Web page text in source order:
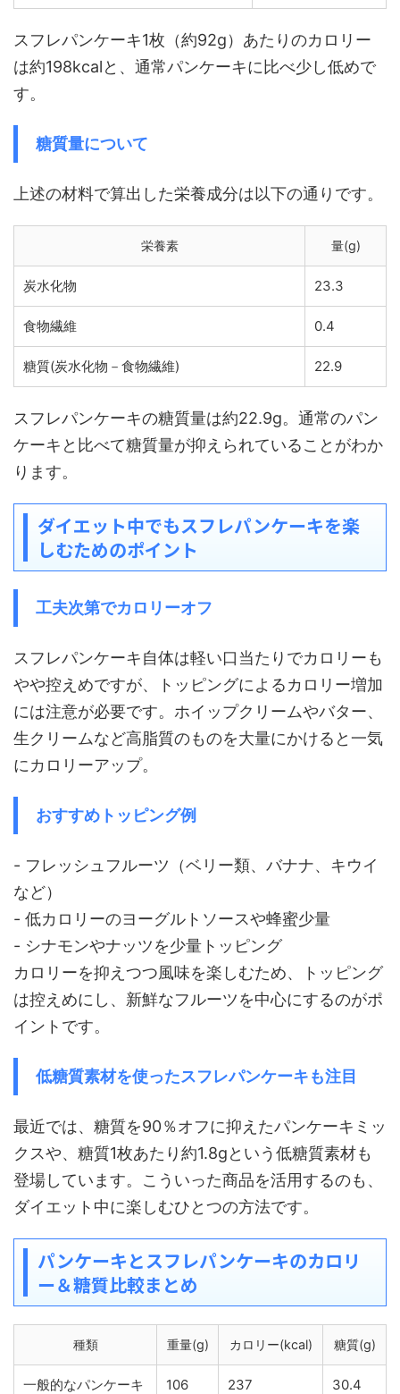
スフレパンケーキ1枚（約92g）あたりのカロリー
は約198kcalと、通常パンケーキに比べ少し低めで
す。
糖質量について
上述の材料で算出した栄養成分は以下の通りです。
栄養素 量(g)
炭水化物 23.3
食物繊維 0.4
糖質(炭水化物－食物繊維) 22.9
スフレパンケーキの糖質量は約22.9g。通常のパン
ケーキと比べて糖質量が抑えられていることがわか
ります。
ダイエット中でもスフレパンケーキを楽
しむためのポイント
工夫次第でカロリーオフ
スフレパンケーキ自体は軽い口当たりでカロリーも
やや控えめですが、トッピングによるカロリー増加
には注意が必要です。ホイップクリームやバター、
生クリームなど高脂質のものを大量にかけると一気
にカロリーアップ。
おすすめトッピング例
- フレッシュフルーツ（ベリー類、バナナ、キウイ
など）
- 低カロリーのヨーグルトソースや蜂蜜少量
- シナモンやナッツを少量トッピング
カロリーを抑えつつ風味を楽しむため、トッピング
は控えめにし、新鮮なフルーツを中心にするのがポ
イントです。
低糖質素材を使ったスフレパンケーキも注目
最近では、糖質を90％オフに抑えたパンケーキミッ
クスや、糖質1枚あたり約1.8gという低糖質素材も
登場しています。こういった商品を活用するのも、
ダイエット中に楽しむひとつの方法です。
パンケーキとスフレパンケーキのカロリ
ー＆糖質比較まとめ
種類 重量(g) カロリー(kcal) 糖質(g)
一般的なパンケーキ 106 237 30.4